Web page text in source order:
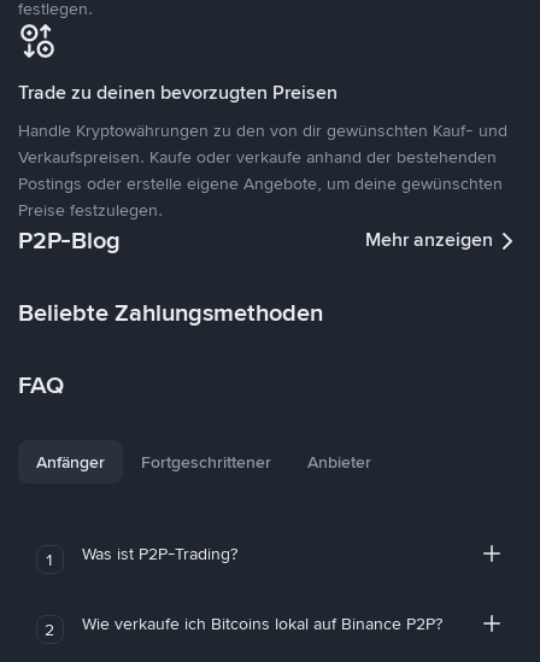
festlegen.
Trade zu deinen bevorzugten Preisen
Handle Kryptowährungen zu den von dir gewünschten Kauf- und
Verkaufspreisen. Kaufe oder verkaufe anhand der bestehenden
Postings oder erstelle eigene Angebote, um deine gewünschten
Preise festzulegen.
P2P-Blog Mehr anzeigen
Beliebte Zahlungsmethoden
FAQ
Anfänger Fortgeschrittener Anbieter
1 Was ist P2P-Trading?
2 Wie verkaufe ich Bitcoins lokal auf Binance P2P?